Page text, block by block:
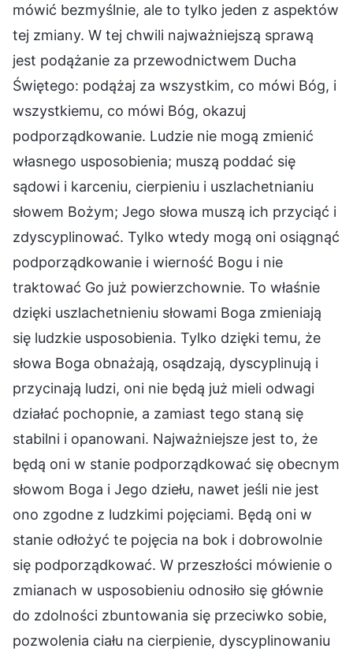
mówić bezmyślnie, ale to tylko jeden z aspektów
tej zmiany. W tej chwili najważniejszą sprawą
jest podążanie za przewodnictwem Ducha
Świętego: podążaj za wszystkim, co mówi Bóg, i
wszystkiemu, co mówi Bóg, okazuj
podporządkowanie. Ludzie nie mogą zmienić
własnego usposobienia; muszą poddać się
sądowi i karceniu, cierpieniu i uszlachetnianiu
słowem Bożym; Jego słowa muszą ich przyciąć i
zdyscyplinować. Tylko wtedy mogą oni osiągnąć
podporządkowanie i wierność Bogu i nie
traktować Go już powierzchownie. To właśnie
dzięki uszlachetnieniu słowami Boga zmieniają
się ludzkie usposobienia. Tylko dzięki temu, że
słowa Boga obnażają, osądzają, dyscyplinują i
przycinają ludzi, oni nie będą już mieli odwagi
działać pochopnie, a zamiast tego staną się
stabilni i opanowani. Najważniejsze jest to, że
będą oni w stanie podporządkować się obecnym
słowom Boga i Jego dziełu, nawet jeśli nie jest
ono zgodne z ludzkimi pojęciami. Będą oni w
stanie odłożyć te pojęcia na bok i dobrowolnie
się podporządkować. W przeszłości mówienie o
zmianach w usposobieniu odnosiło się głównie
do zdolności zbuntowania się przeciwko sobie,
pozwolenia ciału na cierpienie, dyscyplinowaniu